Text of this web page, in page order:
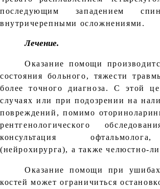
последующим западением
внутричерепными осложнениями.
Лечение.
Оказание помощи
состояния больного, тяжести
более точного диагноза. С этой
случаях или при подозрении на
повреждений, помимо
рентгенологического
консультация
(нейрохирурга), а также челюстно-
Оказание помощи при
костей может ограничиться